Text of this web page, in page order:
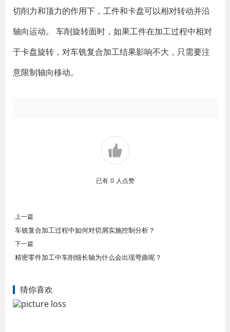
切削力和顶力的作用下，工件和卡盘可以相对转动并沿
轴向运动。 车削旋转面时，如果工件在加工过程中相对
于卡盘旋转，对车铣复合加工结果影响不大，只需要注
意限制轴向移动。
已有 0 人点赞
上一篇
车铣复合加工过程中如何对切屑实施控制分析？
下一篇
精密零件加工中车削细长轴为什么会出现弯曲呢？
猜你喜欢